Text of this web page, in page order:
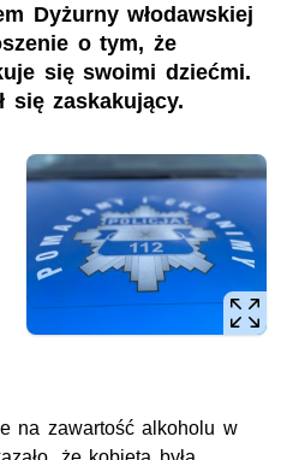
Dyżurny włodawskiej
o tym, że
się swoimi dziećmi.
się zaskakujący.
na zawartość alkoholu w